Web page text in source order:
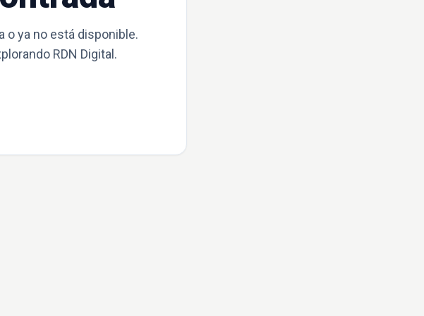
o ya no está disponible.
RDN Digital.